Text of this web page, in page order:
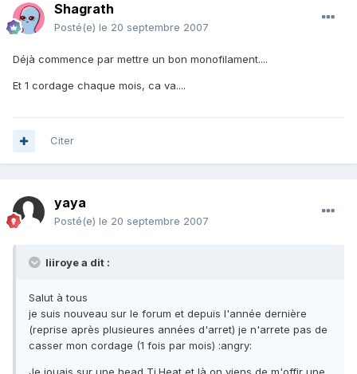
Shagrath
Posté(e) le 20 septembre 2007
Déjà commence par mettre un bon monofilament....
Et 1 cordage chaque mois, ca va....
Citer
yaya
Posté(e) le 20 septembre 2007
liiroye a dit :
Salut à tous
je suis nouveau sur le forum et depuis l'année dernière
(reprise après plusieures années d'arret) je n'arrete pas de
casser mon cordage (1 fois par mois) :angry: